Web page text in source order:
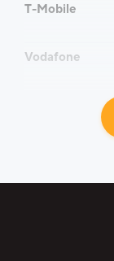
T-Mobile
Vodafone